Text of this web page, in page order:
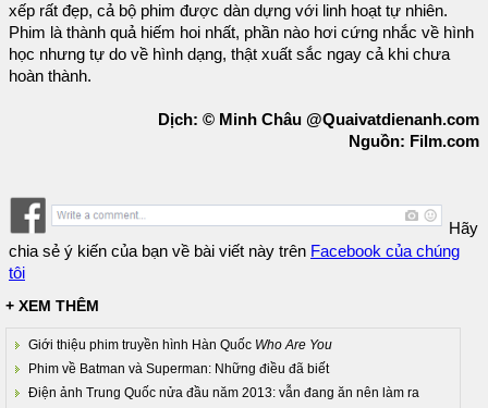
xếp rất đẹp, cả bộ phim được dàn dựng với linh hoạt tự nhiên.
Phim là thành quả hiếm hoi nhất, phần nào hơi cứng nhắc về hình
học nhưng tự do về hình dạng, thật xuất sắc ngay cả khi chưa
hoàn thành.
Dịch: © Minh Châu @Quaivatdienanh.com
Nguồn: Film.com
Hãy
chia sẻ ý kiến của bạn về bài viết này trên Facebook của chúng
tôi
+ XEM THÊM
Giới thiệu phim truyền hình Hàn Quốc Who Are You
Phim về Batman và Superman: Những điều đã biết
Điện ảnh Trung Quốc nửa đầu năm 2013: vẫn đang ăn nên làm ra